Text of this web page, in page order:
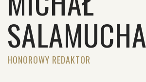
SALAMUCHA
HONOROWY REDAKTOR